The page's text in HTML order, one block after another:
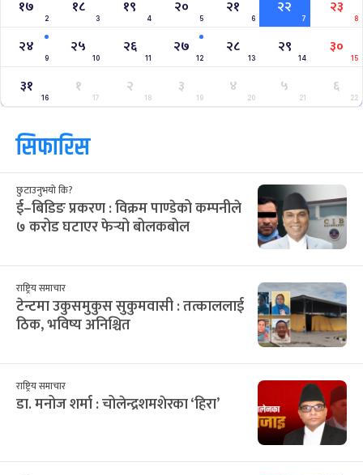
१७
2
१८
3
१९
4
२०
5
२१
6
२२
7
२३
8
२४
9
२५
10
२६
11
२७
12
२८
13
२९
14
३०
15
३१
16
१
17
२
18
३
19
४
20
५
21
६
22
सिफारिस
छुटाउनुभयो कि?
ई–बिडिङ प्रकरण : विक्रम पाण्डेको कम्पनीले
७ करोड घटाएर फेर्‍यो बोलकबोल
राष्ट्रिय समाचार
टेन्टमा उकुसमुकुस सुकुमवासी : तत्काललाई
ठिक, भविष्य अनिश्चित
राष्ट्रिय समाचार
डा. मनोज शर्मा : चोलेन्द्रशमशेरका ‘हिरा’